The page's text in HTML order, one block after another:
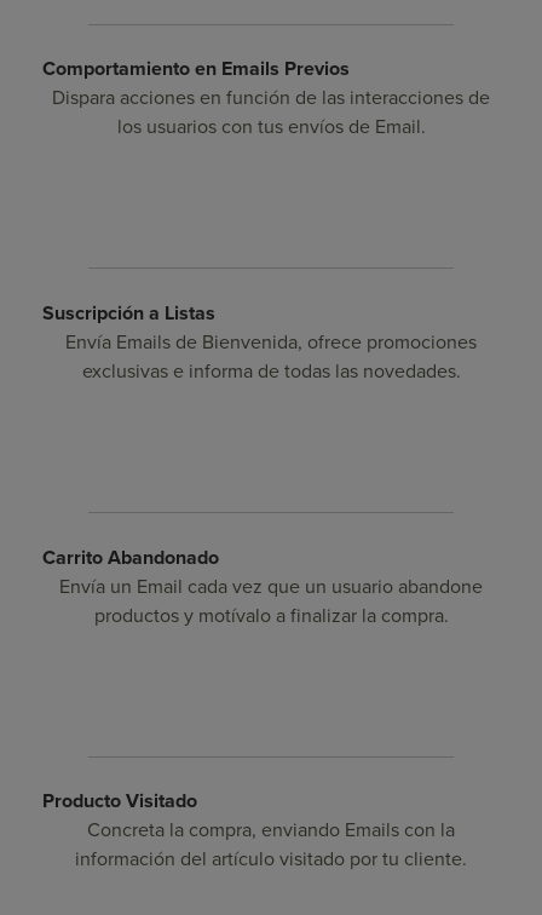
Comportamiento en Emails Previos
Dispara acciones en función de las interacciones de
los usuarios con tus envíos de Email.
Suscripción a Listas
Envía Emails de Bienvenida, ofrece promociones
exclusivas e informa de todas las novedades.
Carrito Abandonado
Envía un Email cada vez que un usuario abandone
productos y motívalo a finalizar la compra.
Producto Visitado
Concreta la compra, enviando Emails con la
información del artículo visitado por tu cliente.